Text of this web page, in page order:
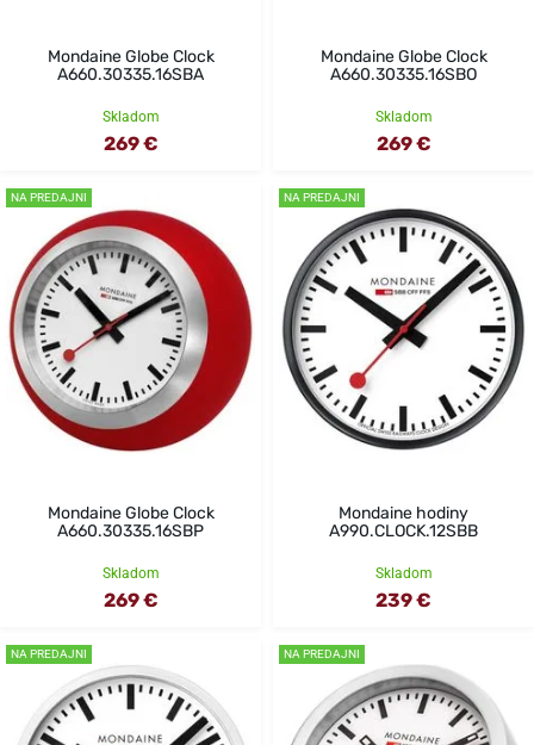
Mondaine Globe Clock
A660.30335.16SBA
Skladom
269 €
Mondaine Globe Clock
A660.30335.16SBO
Skladom
269 €
NA PREDAJNI
Mondaine Globe Clock
A660.30335.16SBP
Skladom
269 €
NA PREDAJNI
Mondaine hodiny
A990.CLOCK.12SBB
Skladom
239 €
NA PREDAJNI NA PREDAJNI